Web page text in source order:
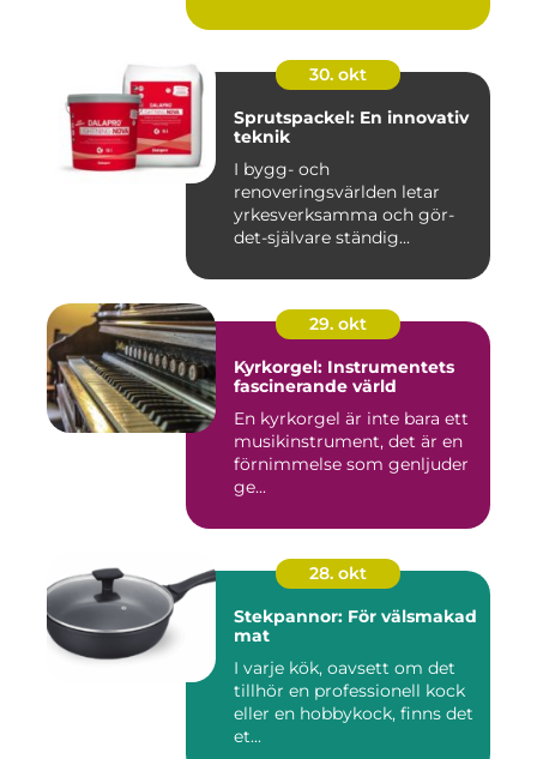
30. okt
Sprutspackel: En innovativ
teknik
I bygg- och
renoveringsvärlden letar
yrkesverksamma och gör-
det-självare ständig...
29. okt
Kyrkorgel: Instrumentets
fascinerande värld
En kyrkorgel är inte bara ett
musikinstrument, det är en
förnimmelse som genljuder
ge...
28. okt
Stekpannor: För välsmakad
mat
I varje kök, oavsett om det
tillhör en professionell kock
eller en hobbykock, finns det
et...